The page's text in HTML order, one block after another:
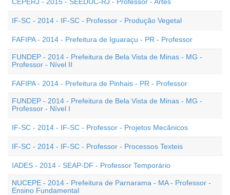
IF-SC - 2014 - IF-SC - Professor - Produção Vegetal
FAFIPA - 2014 - Prefeitura de Iguaraçu - PR - Professor
FUNDEP - 2014 - Prefeitura de Bela Vista de Minas - MG -
Professor - Nível II
FAFIPA - 2014 - Prefeitura de Pinhais - PR - Professor
FUNDEP - 2014 - Prefeitura de Bela Vista de Minas - MG -
Professor - Nível I
IF-SC - 2014 - IF-SC - Professor - Projetos Mecânicos
IF-SC - 2014 - IF-SC - Professor - Processos Texteis
IADES - 2014 - SEAP-DF - Professor Temporário
NUCEPE - 2014 - Prefeitura de Parnarama - MA - Professor -
Ensino Fundamental